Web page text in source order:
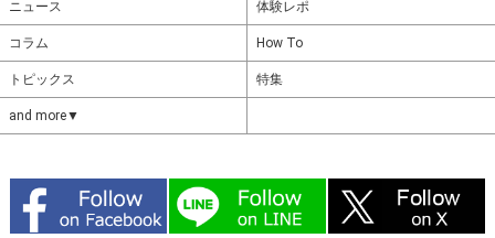
ニュース 体験レポ
コラム How To
トピックス 特集
and more▼